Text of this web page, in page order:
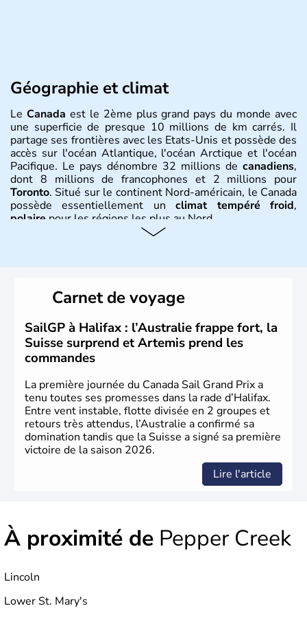
Géographie et climat
Le Canada est le 2ème plus grand pays du monde avec
une superficie de presque 10 millions de km carrés. Il
partage ses frontières avec les Etats-Unis et possède des
accès sur l'océan Atlantique, l'océan Arctique et l'océan
Pacifique. Le pays dénombre 32 millions de canadiens,
dont 8 millions de francophones et 2 millions pour
Toronto. Situé sur le continent Nord-américain, le Canada
possède essentiellement unclimat tempéré froid,
polaire pour les régions les plus au Nord.
territoire de la ville de Québec, le Canada passe ensuite
sous le contrôle des Britanniques. L'indépendance du
pays a été obtenue au cours d'un long processus qui s'est
étalé de 1867 à 1982. Le peuple autochtone des Inuits,
aujourd'hui appelé Eskimos, n'est découvert qu'au début
du XXème siècle lors d'une expédition dans le Grand
Nord.
Carnet de voyage
SailGP à Halifax : l’Australie frappe fort, la
Suisse surprend et Artemis prend les
commandes
La première journée du Canada Sail Grand Prix a
tenu toutes ses promesses dans la rade d’Halifax.
Entre vent instable, flotte divisée en 2 groupes et
retours très attendus, l’Australie a confirmé sa
domination tandis que la Suisse a signé sa première
victoire de la saison 2026.
Lire l'article
À proximité de Pepper Creek
Lincoln
Lower St. Mary's